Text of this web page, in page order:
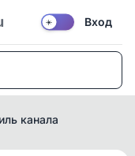
☀️ Вход
канала